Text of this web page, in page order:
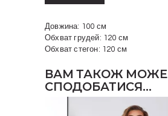
Довжина: 100 см
Обхват грудей: 120 см
Обхват стегон: 120 см
ВАМ ТАКОЖ МОЖЕ
СПОДОБАТИСЯ…